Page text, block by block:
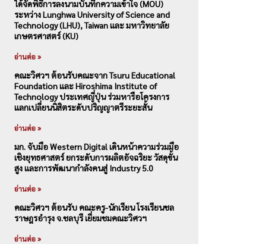
ได้จัดพิธีการลงนามบันทึกความเข้าใจ (MOU)
ระหว่าง Lunghwa University of Science and
Technology (LHU), Taiwan และ มหาวิทยาลัย
เกษตรศาสตร์ (KU)
อ่านต่อ »
คณะวิศวฯ ต้อนรับคณะจาก Tsuru Educational
Foundation และ Hiroshima Institute of
Technology ประเทศญี่ปุ่น ร่วมหารือโครงการ
แลกเปลี่ยนนิสิตระดับปริญญาตรีระยะสั้น
อ่านต่อ »
มก. จับมือ Western Digital เดินหน้าความร่วมมือ
เชิงยุทธศาสตร์ ยกระดับการผลิตอัจฉริยะ วัสดุขั้น
สูง และการพัฒนากำลังคนสู่ Industry 5.0
อ่านต่อ »
คณะวิศวฯ ต้อนรับ คณะครู-นักเรียน โรงเรียนชล
ราษฎรอำรุง จ.ชลบุรี เยี่ยมชมคณะวิศวฯ
อ่านต่อ »